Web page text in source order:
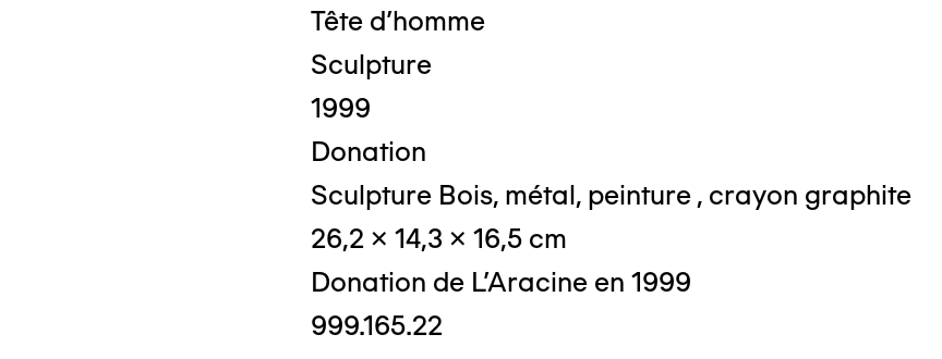
Tête d'homme
Sculpture
1999
Donation
Sculpture Bois, métal, peinture , crayon graphite
26,2 x 14,3 x 16,5 cm
Donation de L'Aracine en 1999
999.165.22